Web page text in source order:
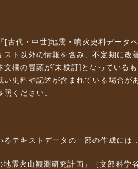
[古代・中世]地震・噴火史料データ
スト以外の情報を含み、不定期に改
文欄の冒頭が[未校訂]となっている
い史料や記述が含まれている場合が
照ください。
るテキストデータの一部の作成には
地震火山観測研究計画」（文部科学